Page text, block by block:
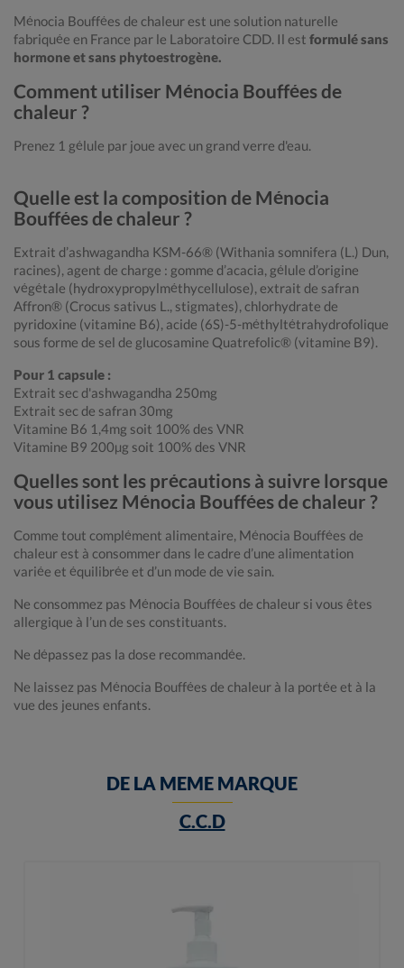
Ménocia Bouffées de chaleur est une solution naturelle
fabriquée en France par le Laboratoire CDD. Il est formulé sans
hormone et sans phytoestrogène.
Comment utiliser Ménocia Bouffées de
chaleur ?
Prenez 1 gélule par joue avec un grand verre d'eau.
Quelle est la composition de Ménocia
Bouffées de chaleur ?
Extrait d’ashwagandha KSM-66® (Withania somnifera (L.) Dun,
racines), agent de charge : gomme d’acacia, gélule d’origine
végétale (hydroxypropylméthycellulose), extrait de safran
Affron® (Crocus sativus L., stigmates), chlorhydrate de
pyridoxine (vitamine B6), acide (6S)-5-méthyltétrahydrofolique
sous forme de sel de glucosamine Quatrefolic® (vitamine B9).
Pour 1 capsule :
Extrait sec d'ashwagandha 250mg
Extrait sec de safran 30mg
Vitamine B6 1,4mg soit 100% des VNR
Vitamine B9 200µg soit 100% des VNR
Quelles sont les précautions à suivre lorsque
vous utilisez Ménocia Bouffées de chaleur ?
Comme tout complément alimentaire, Ménocia Bouffées de
chaleur est à consommer dans le cadre d’une alimentation
variée et équilibrée et d’un mode de vie sain.
Ne consommez pas Ménocia Bouffées de chaleur si vous êtes
allergique à l’un de ses constituants.
Ne dépassez pas la dose recommandée.
Ne laissez pas Ménocia Bouffées de chaleur à la portée et à la
vue des jeunes enfants.
DE LA MEME MARQUE
C.C.D